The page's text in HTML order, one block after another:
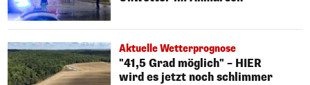
Aktuelle Wetterprognose
"41,5 Grad möglich" – HIER
wird es jetzt noch schlimmer